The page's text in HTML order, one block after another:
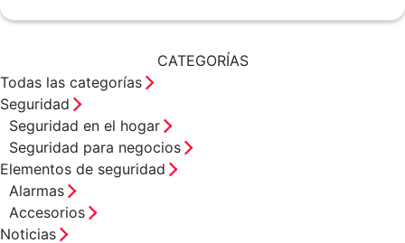
CATEGORÍAS
Todas las categorías
Seguridad
Seguridad en el hogar
Seguridad para negocios
Elementos de seguridad
Alarmas
Accesorios
Noticias